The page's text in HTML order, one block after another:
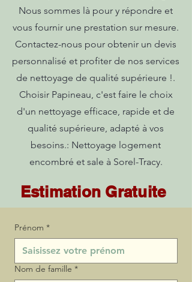
Nous sommes là pour y répondre et
vous fournir une prestation sur mesure.
Contactez-nous pour obtenir un devis
personnalisé et profiter de nos services
de nettoyage de qualité supérieure !.
Choisir Papineau, c'est faire le choix
d'un nettoyage efficace, rapide et de
qualité supérieure, adapté à vos
besoins.: Nettoyage logement
encombré et sale à Sorel-Tracy.
Estimation Gratuite
Prénom *
Nom de famille *